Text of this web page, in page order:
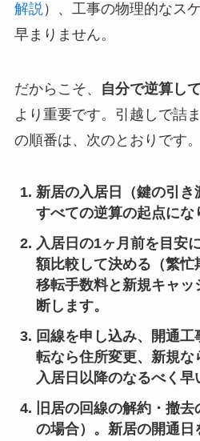
解説）、工事の物理的なス
早まりません。
だからこそ、 自分で逆算し
より重要です。引越しで詰
の順番は、次のとおりです。
新居の入居日（鍵の引き
すべての逆算の起点にな
入居日の1ヶ月前を目安
額比較して決める （繁
移転手数料と新規キャッ
断します。
回線を申し込み、開通
転なら住所変更、新規
入居日以降のなるべく早
旧居の回線の解約・撤
の場合）。新居の開通